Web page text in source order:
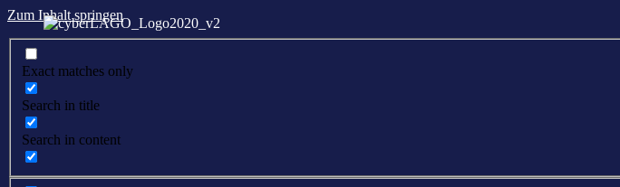
Zum Inhalt springen
Exact matches only
Search in title
Search in content